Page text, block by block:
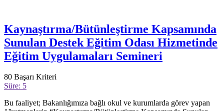
Kaynaştırma/Bütünleştirme Kapsamında
Sunulan Destek Eğitim Odası Hizmetinde
Eğitim Uygulamaları Semineri
80 Başarı Kriteri
Süre: 5
Bu faaliyet; Bakanlığımıza bağlı okul ve kurumlarda görev yapan